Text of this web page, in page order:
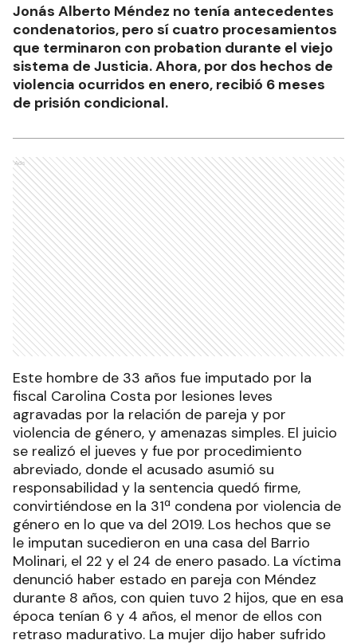
Jonás Alberto Méndez no tenía antecedentes
condenatorios, pero sí cuatro procesamientos
que terminaron con probation durante el viejo
sistema de Justicia. Ahora, por dos hechos de
violencia ocurridos en enero, recibió 6 meses
de prisión condicional.
Ads
Este hombre de 33 años fue imputado por la
fiscal Carolina Costa por lesiones leves
agravadas por la relación de pareja y por
violencia de género, y amenazas simples. El juicio
se realizó el jueves y fue por procedimiento
abreviado, donde el acusado asumió su
responsabilidad y la sentencia quedó firme,
convirtiéndose en la 31ª condena por violencia de
género en lo que va del 2019. Los hechos que se
le imputan sucedieron en una casa del Barrio
Molinari, el 22 y el 24 de enero pasado. La víctima
denunció haber estado en pareja con Méndez
durante 8 años, con quien tuvo 2 hijos, que en esa
época tenían 6 y 4 años, el menor de ellos con
retraso madurativo. La mujer dijo haber sufrido